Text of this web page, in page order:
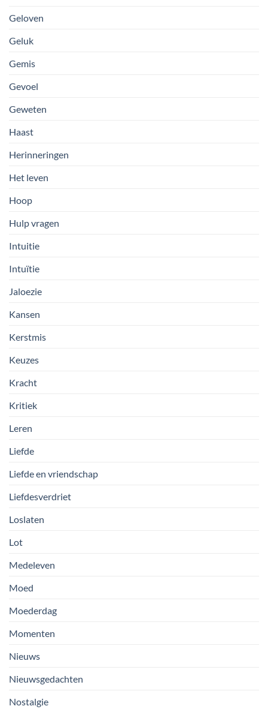
Geloven
Geluk
Gemis
Gevoel
Geweten
Haast
Herinneringen
Het leven
Hoop
Hulp vragen
Intuitie
Intuïtie
Jaloezie
Kansen
Kerstmis
Keuzes
Kracht
Kritiek
Leren
Liefde
Liefde en vriendschap
Liefdesverdriet
Loslaten
Lot
Medeleven
Moed
Moederdag
Momenten
Nieuws
Nieuwsgedachten
Nostalgie